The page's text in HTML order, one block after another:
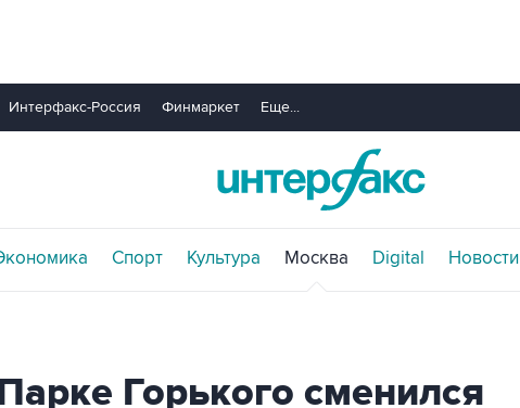
Интерфакс-Россия Финмаркет Еще...
Спорт Культура Москва Digital Новости
Горького сменился